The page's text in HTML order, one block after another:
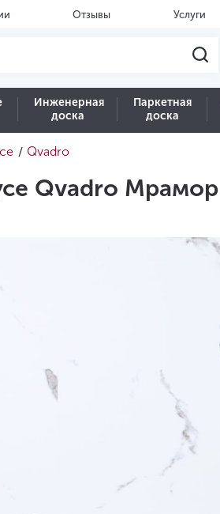
Отзывы Услуги
Инженерная
доска
Паркетная
доска
/ Qvadro
Qvadro